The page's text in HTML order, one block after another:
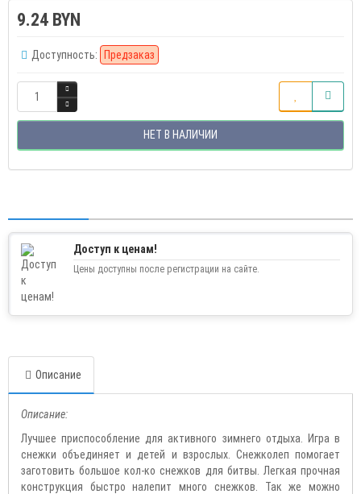
9.24 BYN
Доступность: Предзаказ
НЕТ В НАЛИЧИИ
Доступ к ценам!
Цены доступны после регистрации на сайте.
Описание
Описание:
Лучшее приспособление для активного зимнего отдыха. Игра в
снежки объединяет и детей и взрослых. Снежколеп помогает
заготовить большое кол-ко снежков для битвы. Легкая прочная
конструкция быстро налепит много снежков. Так же можно